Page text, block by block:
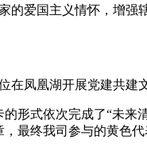
的爱国主义情怀，增强
在凤凰湖开展党建共
形式依次完成了“未来
最终我司参与的黄色代